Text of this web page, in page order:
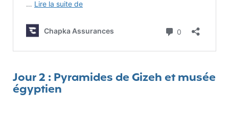
Jour 2 : Pyramides de Gizeh et musée
égyptien